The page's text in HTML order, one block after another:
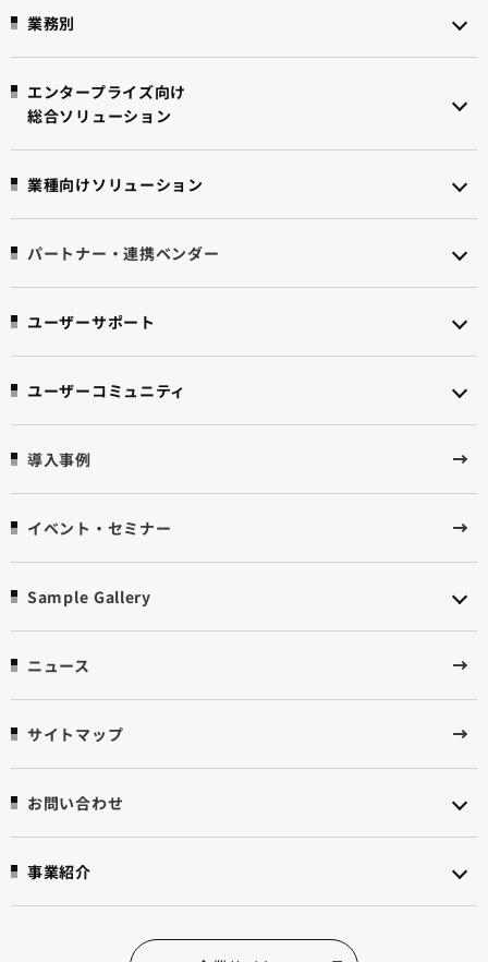
業務別
エンタープライズ向け
総合ソリューション
業種向けソリューション
パートナー・連携ベンダー
ユーザーサポート
ユーザーコミュニティ
導入事例
イベント・セミナー
Sample Gallery
ニュース
サイトマップ
お問い合わせ
事業紹介